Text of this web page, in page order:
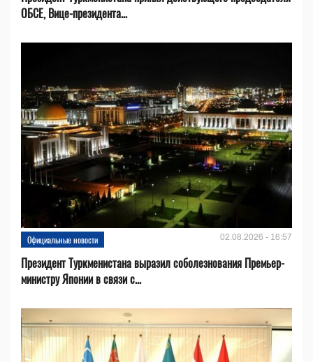
ОБСЕ, Вице-президента...
Официальные новости 02.08.2026 - 16:57
Президент Туркменистана выразил соболезнования Премьер-
министру Японии в связи с...